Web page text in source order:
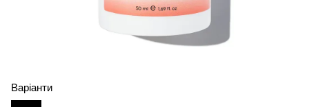
Варіанти